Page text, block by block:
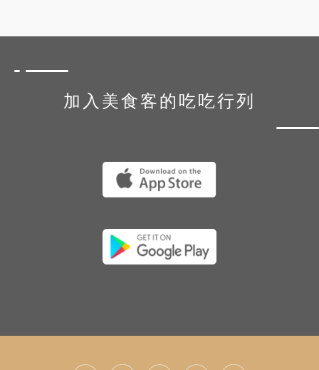
加入美食客的吃吃行列